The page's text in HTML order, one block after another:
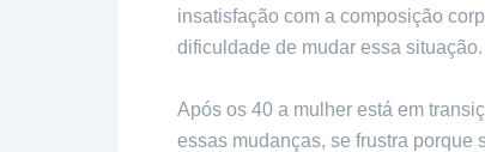
insatisfação com a composição
dificuldade de mudar essa
Após os 40 a mulher está em
essas mudanças, se frustra porque